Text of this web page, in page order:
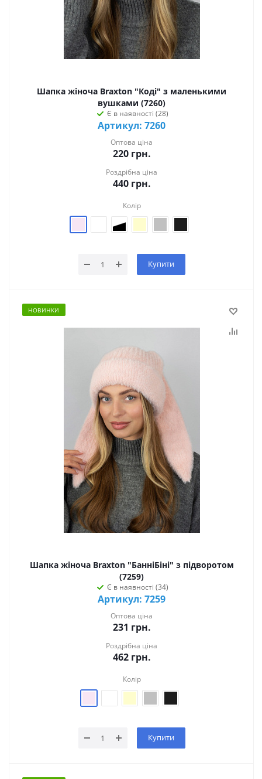
Шапка жіноча Braxton "Коді" з маленькими
вушками (7260)
Є в наявності (28)
Артикул: 7260
Оптова ціна
220грн.
Роздрібна ціна
440грн.
Колір
Купити
НОВИНКИ
Шапка жіноча Braxton "БанніБіні" з підворотом
(7259)
Є в наявності (34)
Артикул: 7259
Оптова ціна
231 грн.
Роздрібна ціна
462грн.
Колір
Купити